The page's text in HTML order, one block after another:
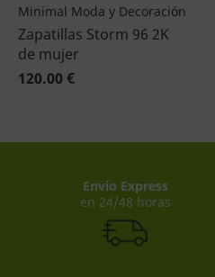
Minimal Moda y Decoración
Zapatillas Storm 96 2K
de mujer
120.00 €
Envio Express
en 24/48 horas